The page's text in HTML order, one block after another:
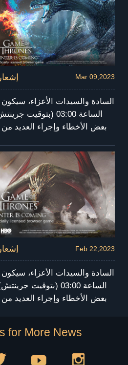
شكرا لتفهمك و دعمك! استمتع واستعد لفصل الشتاء!
Mar 09,2023
السادة
بعض الأخطاء وإجراء العديد
، لن تتمكن من الدخول إلى
يسببه هذا الأمر. سنرسل التعويض
شكرا لتفهمك و دعمك! استمتع واستعد لفصل الشتاء!
Feb 22,2023
السادة
بعض الأخطاء وإجراء العديد
يسببه هذا الأمر. سنرسل التعويض
for More News